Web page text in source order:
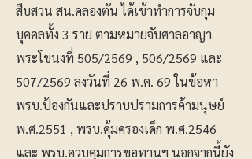
สืบสวน สน.คลองตัน ได้เข้าทำการจับกุม
บุคคลทั้ง 3 ราย ตามหมายจับศาลอาญา
พระโขนงที่ 505/2569 , 506/2569 และ
507/2569 ลงวันที่ 26 พ.ค. 69 ในข้อหา
พรบ.ป้องกันและปราบปรามการค้ามนุษย์
พ.ศ.2551 , พรบ.คุ้มครองเด็ก พ.ศ.2546
และ พรบ.ควบคุมการขอทานฯ นอกจากนี้ยัง